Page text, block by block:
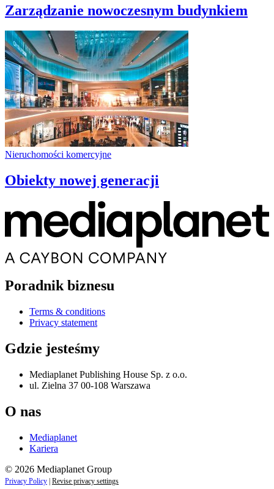
Zarządzanie nowoczesnym budynkiem
Nieruchomości komercyjne
Obiekty nowej generacji
Poradnik biznesu
Terms & conditions
Privacy statement
Gdzie jesteśmy
Mediaplanet Publishing House Sp. z o.o.
ul. Zielna 37 00-108 Warszawa
O nas
Mediaplanet
Kariera
© 2026 Mediaplanet Group
Privacy Policy Revise privacy settings